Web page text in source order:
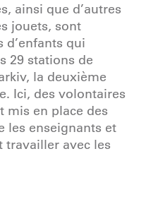
ainsi que d’autres
jouets, sont
d’enfants qui
29 stations de
la deuxième
Ici, des volontaires
mis en place des
les enseignants et
travailler avec les